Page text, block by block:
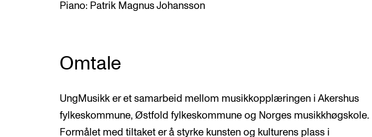
Piano: Patrik Magnus Johansson
Omtale
UngMusikk er et samarbeid mellom musikkopplæringen i Akershus
fylkeskommune, Østfold fylkeskommune og Norges musikkhøgskole.
Formålet med tiltaket er å styrke kunsten og kulturens plass i